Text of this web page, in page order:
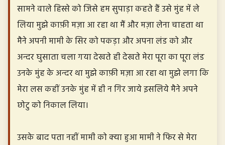
सामने वाले हिस्से को जिसे हम सुपाड़ा कहते हैं उसे मुंह में ले
लिया मुझे काफ़ी मज़ा आ रहा था मैं और मज़ा लेना चाहता था
मैने अपनी मामी के सिर को पकड़ा और अपना लंड को और
अन्दर घुसाता चला गया देखते ही देखते मेरा पूरा का पूरा लंड
उनके मुंह के अन्दर था मुझे काफ़ी मज़ा आ रहा था मुझे लगा कि
मेरा लस कहीं उनके मुंह में ही न गिर जाये इसलिये मैने अपने
छोटु को निकाल लिया।
उसके बाद पता नहीं मामी को क्या हुआ मामी ने फिर से मेरा